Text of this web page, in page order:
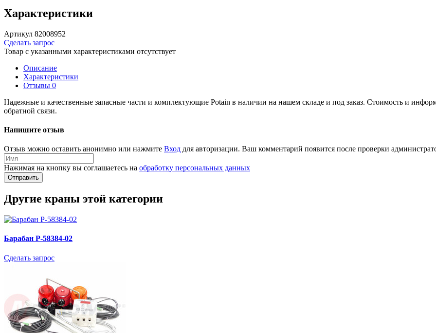
Характеристики
Артикул 82008952
Сделать запрос
Товар с указанными характеристиками отсутствует
Описание
Характеристики
Отзывы 0
Надежные и качественные запасные части и комплектующие Potain в наличии на нашем складе и под заказ. Стоимость и
обратной связи.
Напишите отзыв
Отзыв можно оставить анонимно или нажмите Вход для авторизации. Ваш комментарий появится после проверки
Нажимая на кнопку вы соглашаетесь на обработку персональных данных
Отправить
Другие краны этой категории
Барабан P-58384-02
Сделать запрос